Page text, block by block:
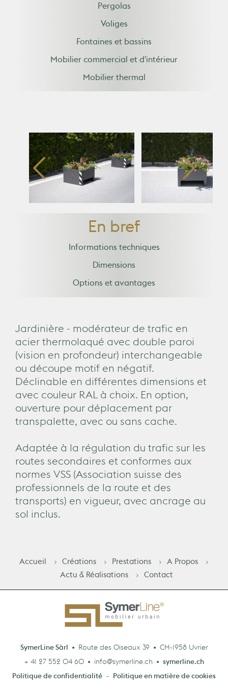
Pergolas
Voliges
Fontaines et bassins
Mobilier commercial et d'intérieur
Mobilier thermal
En bref
Informations techniques
Dimensions
Options et avantages
Jardinière - modérateur de trafic en
acier thermolaqué avec double paroi
(vision en profondeur) interchangeable
ou découpe motif en négatif.
Déclinable en différentes dimensions et
avec couleur RAL à choix. En option,
ouverture pour déplacement par
transpalette, avec ou sans cache.
Adaptée à la régulation du trafic sur les
routes secondaires et conformes aux
normes VSS (Association suisse des
professionnels de la route et des
transports) en vigueur, avec ancrage au
sol inclus.
Accueil Créations Prestations
A Propos
Actu & Réalisations
Contact
SymerLine Sàrl • Route des Oiseaux 39 • CH-1958 Uvrier
+ 41 27 552 04 60 • info@symerline.ch • symerline.ch
Politique de confidentialité - Politique en matière de cookies